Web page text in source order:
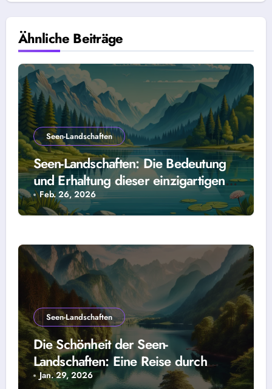
Ähnliche Beiträge
Seen-Landschaften
Seen-Landschaften: Die Bedeutung
und Erhaltung dieser einzigartigen
Ökosysteme
Feb. 26, 2026
Seen-Landschaften
Die Schönheit der Seen-
Landschaften: Eine Reise durch
atemberaubende Natur
Jan. 29, 2026